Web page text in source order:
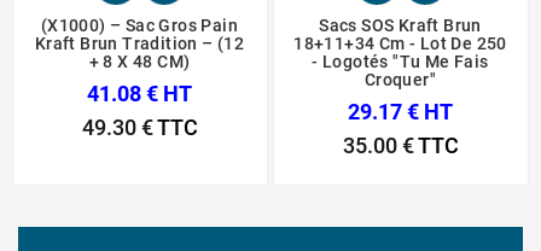
(X1000) – Sac Gros Pain
Kraft Brun Tradition – (12
+ 8 X 48 CM)
41.08 € HT
49.30 €TTC
Sacs SOS Kraft Brun
18+11+34 Cm - Lot De 250
- Logotés "Tu Me Fais
Croquer"
29.17 € HT
35.00 €TTC